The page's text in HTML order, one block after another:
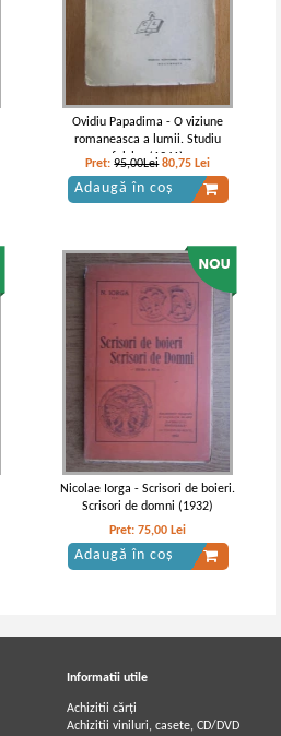
Ovidiu Papadima - O viziune
romaneasca a lumii. Studiu
folclor (1941)
Pret:95,00Lei 80,75 Lei
Adaugă în coș
Nicolae Iorga - Scrisori de boieri.
Scrisori de domni (1932)
Pret:75,00 Lei
Adaugă în coș
Informatii utile
Achizitii cărți
Achizitii viniluri, casete, CD/DVD